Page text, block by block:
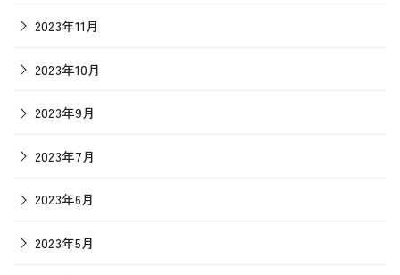
2023年11月
2023年10月
2023年9月
2023年7月
2023年6月
2023年5月